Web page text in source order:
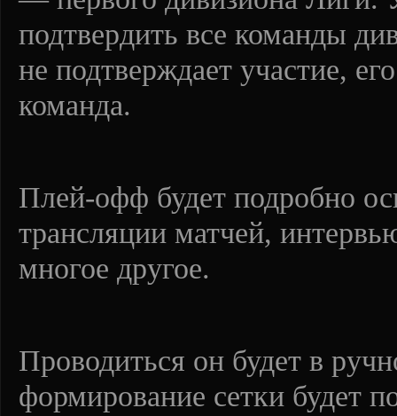
подтвердить все команды
не подтверждает участие,
команда.
Плей-офф будет подробно
трансляции матчей,
многое другое.
Проводиться он будет в
формирование сетки будет